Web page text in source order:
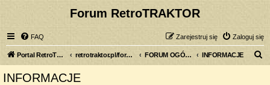
Forum RetroTRAKTOR
FAQ Zaloguj się
Zarejestruj się
Portal RetroTRAKTOR.pl retrotraktor.pl/forum FORUM OGÓLNE INFORMACJE
INFORMACJE